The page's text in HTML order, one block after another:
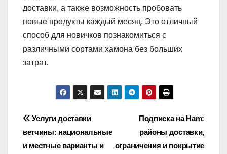
доставки, а также возможность пробовать
новые продукты каждый месяц. Это отличный
способ для новичков познакомиться с
различными сортами хамона без больших
затрат.
Post
navigation
Подписка на Ham:
районы доставки,
ограничения и покрытие
Услуги доставки
ветчины: национальные
и местные варианты и